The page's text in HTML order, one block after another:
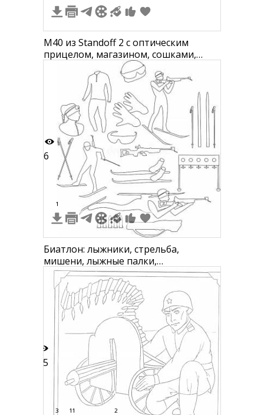
M40 из Standoff 2 с оптическим
прицелом, магазином, сошками,
6
1
Биатлон: лыжники, стрельба,
мишени, лыжные палки,
оборудование
45
3 11 2